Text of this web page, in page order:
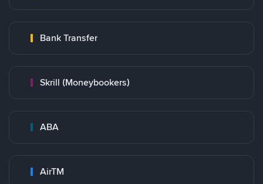
Bank Transfer
Skrill (Moneybookers)
ABA
AirTM